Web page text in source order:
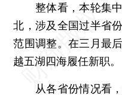
整体看，本轮集中
北，涉及全国过半省
范围调整。在三月最
越五湖四海履任新职。
从各省份情况看，